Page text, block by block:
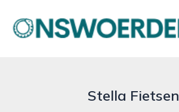
onswoerden.nl
Stella Fietsen